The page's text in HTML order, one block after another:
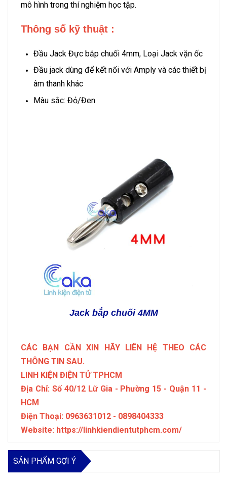
mô hình trong thí nghiệm học tập.
Thông số kỹ thuật :
Đầu Jack Đực bắp chuối 4mm, Loại Jack vặn ốc
Đầu jack dùng để kết nối với Amply và các thiết bị
âm thanh khác
Màu sắc: Đỏ/Đen
Jack bắp chuối 4MM
CÁC BẠN CẦN XIN HÃY LIÊN HỆ THEO CÁC
THÔNG TIN SAU.
LINH KIỆN ĐIỆN TỬ TPHCM
Địa Chỉ: Số 40/12 Lữ Gia - Phường 15 - Quận 11 -
HCM
Điện Thoại: 0963631012 - 0898404333
Website: https://linhkiendientutphcm.com/
SẢN PHẨM GỢI Ý